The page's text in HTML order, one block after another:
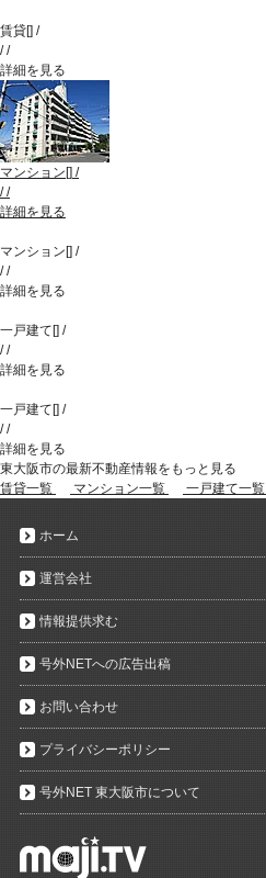
賃貸[] /
//
詳細を見る
マンション[] /
//
詳細を見る
マンション[] /
//
詳細を見る
一戸建て[] /
//
詳細を見る
一戸建て[] /
//
詳細を見る
東大阪市の最新不動産情報をもっと見る
賃貸一覧
マンション一覧 一戸建て一覧
ホーム
運営会社
情報提供求む
号外NETへの広告出稿
お問い合わせ
プライバシーポリシー
号外NET 東大阪市について